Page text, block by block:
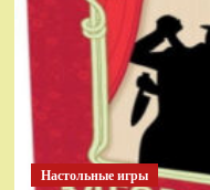
Настольные игры